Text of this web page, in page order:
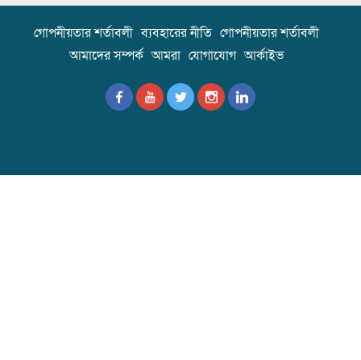
গোপনীয়তার শর্তাবলী ব্যবহারের নীতি গোপনীয়তার শর্তাবলী
আমাদের সম্পর্ক আমরা যোগাযোগ আর্কাইভ